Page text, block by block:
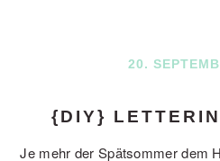
20.
{DIY}
Je mehr der Spätsommer dem